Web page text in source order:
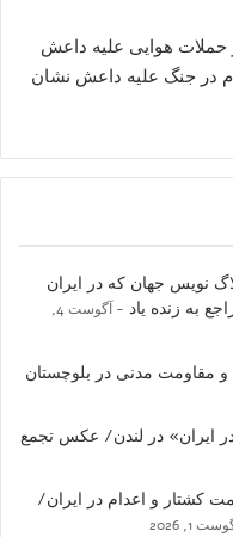
حملات هوایی علیه داعش
در جنگ علیه داعش نشان
نویس جهان که در ایران
به زنده یاد
آگوست 4,
و مقاومت مدنی در بلوچستان
ایران» در لندن/ عکس تجمع
کشتار و اعدام در ایران/
1, 2026